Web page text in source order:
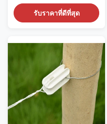
Topper Insulators Black Color
(Electric Fence Insulators)
top of wood post 2. For wire,
poly wire, poly rope, and tape
to be free running 3. Wire up to
รับราคาที่ดีที่สุด